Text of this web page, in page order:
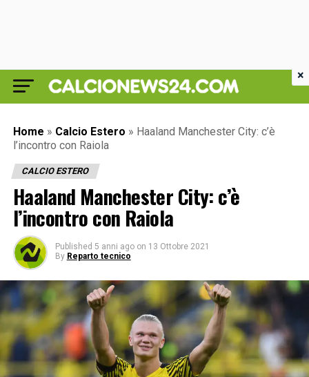
Home » Calcio Estero » Haaland Manchester City: c’è
l’incontro con Raiola
CALCIO ESTERO
Haaland Manchester City: c’è
l’incontro con Raiola
Published 5 anni ago on 13 Ottobre 2021
By Reparto tecnico
×